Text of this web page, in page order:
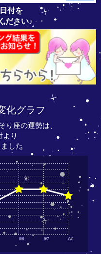
付を
ださい♪
化グラフ
り座の運勢は、
より
した
8/6 8/7 8/8